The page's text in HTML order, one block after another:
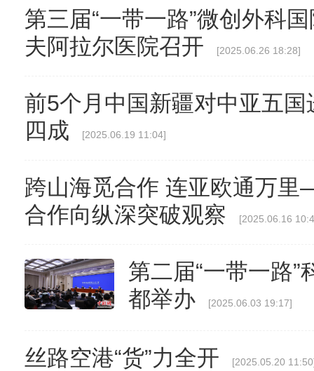
第三届“一带一路”微创外科
夫阿拉尔医院召开
[2025.06.26 18:28]
前5个月中国新疆对中亚五
四成
[2025.06.19 11:04]
跨山海觅合作 连亚欧通万
合作向纵深突破观察
[2025.06.16
第二届“一带一路
都举办
[2025.06.03 19:17]
丝路空港“货”力全开 [2025.05.20
【与你为邻】俄罗斯博士后
昆玉90名青年奔赴康西瓦：